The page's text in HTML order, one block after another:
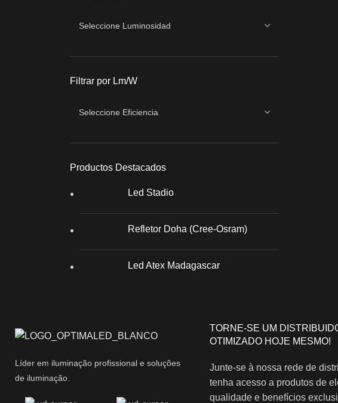
Filtrar por Lm/W
Productos Destacados
Led Stadio
Refletor Doha (Cree-Osram)
Led Atex Madagascar
Líder em iluminação profissional e soluções
de iluminação.
TORNE-SE UM
OTIMIZADO HOJE MESMO!
Junte-se à nossa rede de
tenha acesso a produtos de
qualidade e benefícios